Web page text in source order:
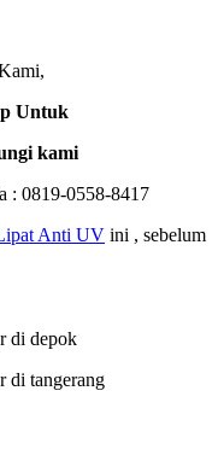
Untuk
kami
: 0819-0558-8417
Anti UV ini , sebelum